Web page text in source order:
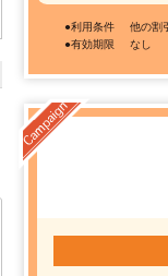
●利用条件
他の割
●有効期限
なし